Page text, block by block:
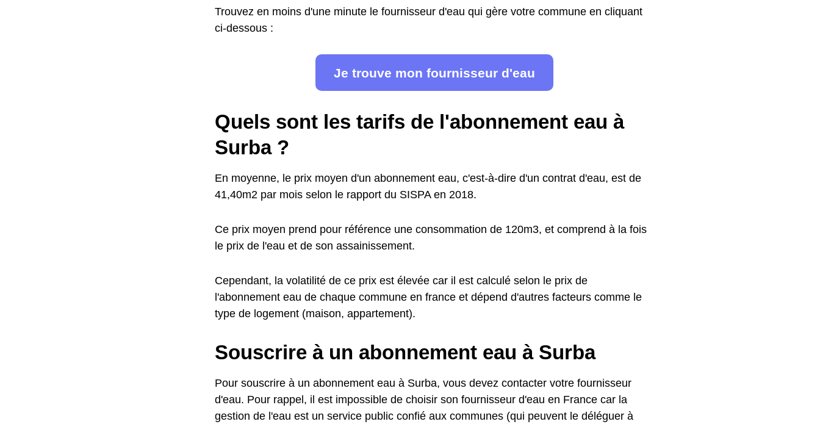
Trouvez en moins d'une minute le fournisseur d'eau qui gère votre commune en cliquant
ci-dessous :
Je trouve mon fournisseur d'eau
Quels sont les tarifs de l'abonnement eau à
Surba ?
En moyenne, le prix moyen d'un abonnement eau, c'est-à-dire d'un contrat d'eau, est de
41,40m2 par mois selon le rapport du SISPA en 2018.
Ce prix moyen prend pour référence une consommation de 120m3, et comprend à la fois
le prix de l'eau et de son assainissement.
Cependant, la volatilité de ce prix est élevée car il est calculé selon le prix de
l'abonnement eau de chaque commune en france et dépend d'autres facteurs comme le
type de logement (maison, appartement).
Souscrire à un abonnement eau à Surba
Pour souscrire à un abonnement eau à Surba, vous devez contacter votre fournisseur
d'eau. Pour rappel, il est impossible de choisir son fournisseur d'eau en France car la
gestion de l'eau est un service public confié aux communes (qui peuvent le déléguer à